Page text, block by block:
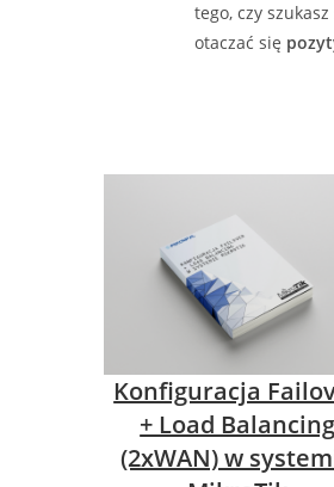
tego, czy
otaczać się
Konfiguracja
+ Load Balancing
(2xWAN) w